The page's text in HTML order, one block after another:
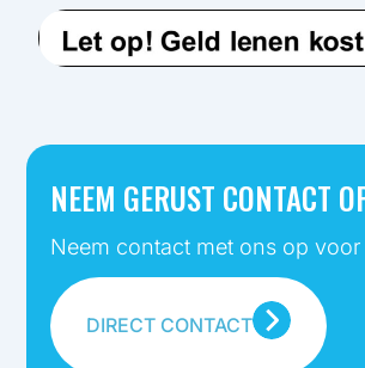
NEEM GERUST CONTACT
Neem contact met ons op voor
DIRECT CONTACT